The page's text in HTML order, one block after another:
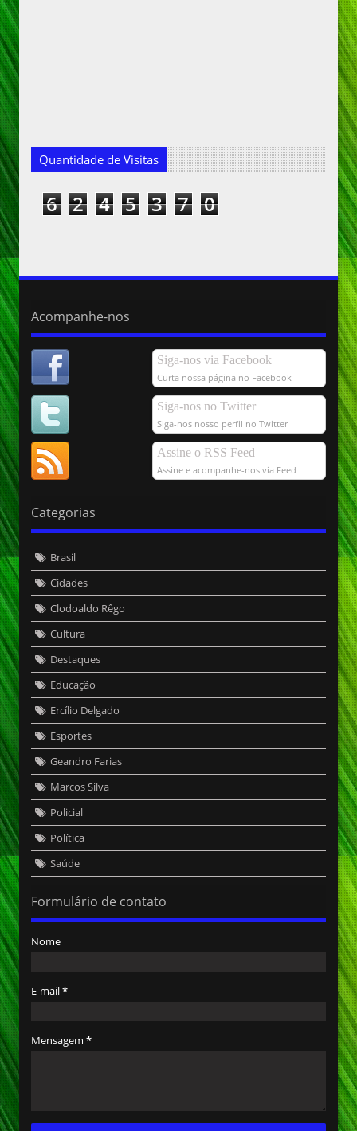
Quantidade de Visitas
6 2 4 5 3 7 0
Acompanhe-nos
Siga-nos via Facebook
Curta nossa página no Facebook
Siga-nos no Twitter
Siga-nos nosso perfil no Twitter
Assine o RSS Feed
Assine e acompanhe-nos via Feed
Categorias
Brasil
Cidades
Clodoaldo Rêgo
Cultura
Destaques
Educação
Ercílio Delgado
Esportes
Geandro Farias
Marcos Silva
Policial
Política
Saúde
Formulário de contato
Nome
E-mail*
Mensagem *